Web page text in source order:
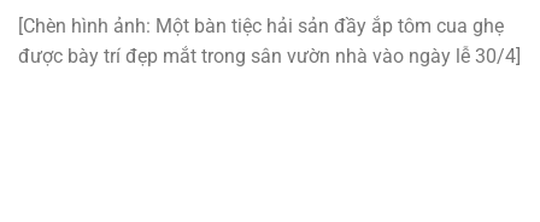
[Chèn hình ảnh: Một bàn tiệc hải sản đầy ắp tôm cua ghẹ
được bày trí đẹp mắt trong sân vườn nhà vào ngày lễ 30/4]